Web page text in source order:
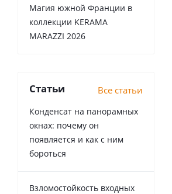
Магия южной Франции в
коллекции KERAMA
MARAZZI 2026
Статьи Все статьи
Конденсат на панорамных
окнах: почему он
появляется и как с ним
бороться
Взломостойкость входных